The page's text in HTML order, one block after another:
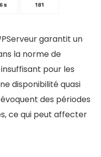
garantit un
la norme de
pour les
disponibilité quasi
des périodes
ce qui peut affecter